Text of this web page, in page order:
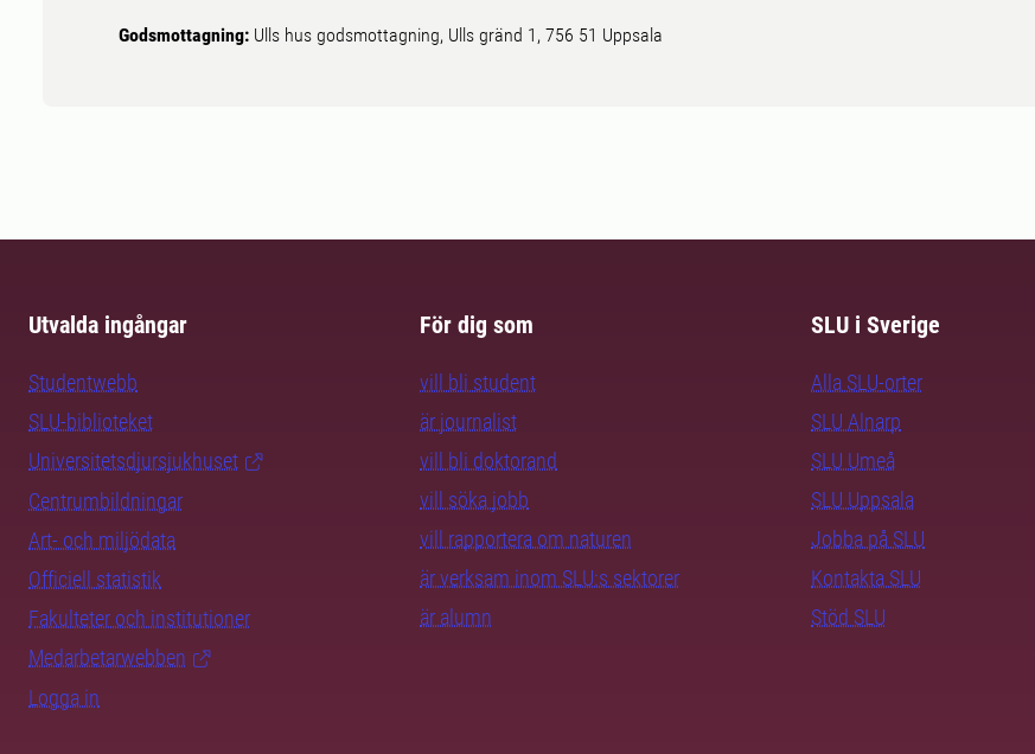
Godsmottagning: Ulls hus godsmottagning, Ulls gränd 1, 756 51 Uppsala
Utvalda ingångar
Studentwebb
SLU-biblioteket
Universitetsdjursjukhuset
Centrumbildningar
Art- och miljödata
Officiell statistik
Fakulteter och institutioner
Medarbetarwebben
Logga in
För dig som
vill bli student
är journalist
vill bli doktorand
vill söka jobb
vill rapportera om naturen
är verksam inom SLU:s sektorer
är alumn
SLU i Sverige
Alla SLU-orter
SLU Alnarp
SLU Umeå
SLU Uppsala
Jobba på SLU
Kontakta SLU
Stöd SLU